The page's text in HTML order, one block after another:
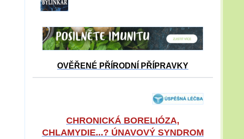
OVĚŘENÉ PŘÍRODNÍ PŘÍPRAVKY
CHRONICKÁ BORELIÓZA,
CHLAMYDIE...? ÚNAVOVÝ SYNDROM